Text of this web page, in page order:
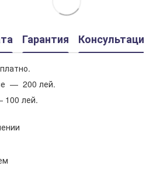
Гарантия Консультация
— 200 лей.
100 лей.